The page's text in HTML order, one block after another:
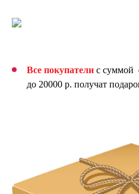
Все покупатели с суммой
до 20000 р. получат